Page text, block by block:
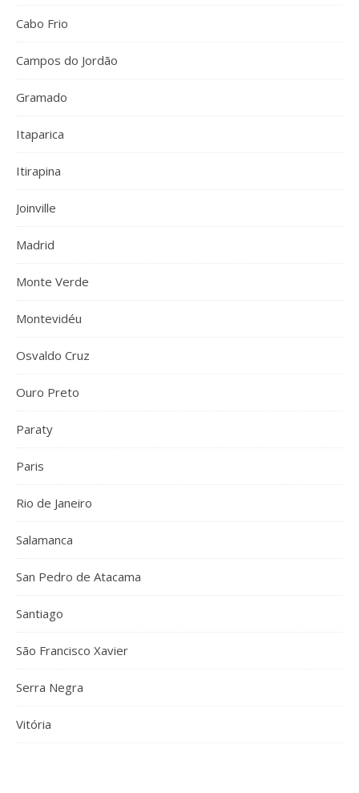
Cabo Frio
Campos do Jordão
Gramado
Itaparica
Itirapina
Joinville
Madrid
Monte Verde
Montevidéu
Osvaldo Cruz
Ouro Preto
Paraty
Paris
Rio de Janeiro
Salamanca
San Pedro de Atacama
Santiago
São Francisco Xavier
Serra Negra
Vitória